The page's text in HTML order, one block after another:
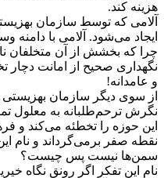
هزینه کند.
آلامی‌ که توسط سازمان
ایجاد می‌شود‌. آلامی‌ با دامنه
چرا که بخشش از آن متخلفان
نگهداری صحیح از امانت دچار
و عامدانه!
از سوی دیگر سازمان
نگرش ترحم‌طلبانه به معلول
این حوزه را تخطئه می‌کند و
نقطه صفر برمی‌گرداند و نام
سمن‌ها نیست پس چیست؟
نام این تفکر اگر رونق نگاه